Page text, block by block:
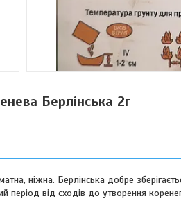
Берлінська 2г
ніжна. Берлінська добре
період від сходів до утворення